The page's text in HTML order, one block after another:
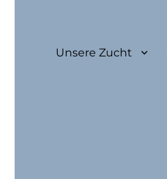
Unsere Zucht